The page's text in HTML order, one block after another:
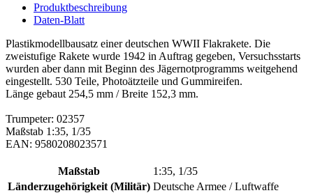
Produktbeschreibung
Daten-Blatt
Plastikmodellbausatz einer deutschen WWII Flakrakete. Die
zweistufige Rakete wurde 1942 in Auftrag gegeben, Versuchsstarts
wurden aber dann mit Beginn des Jägernotprogramms weitgehend
eingestellt. 530 Teile, Photoätzteile und Gummireifen.
Länge gebaut 254,5 mm / Breite 152,3 mm.
Trumpeter: 02357
Maßstab 1:35, 1/35
EAN: 9580208023571
Maßstab
1:35, 1/35
Länderzugehörigkeit (Militär) Deutsche Armee / Luftwaffe